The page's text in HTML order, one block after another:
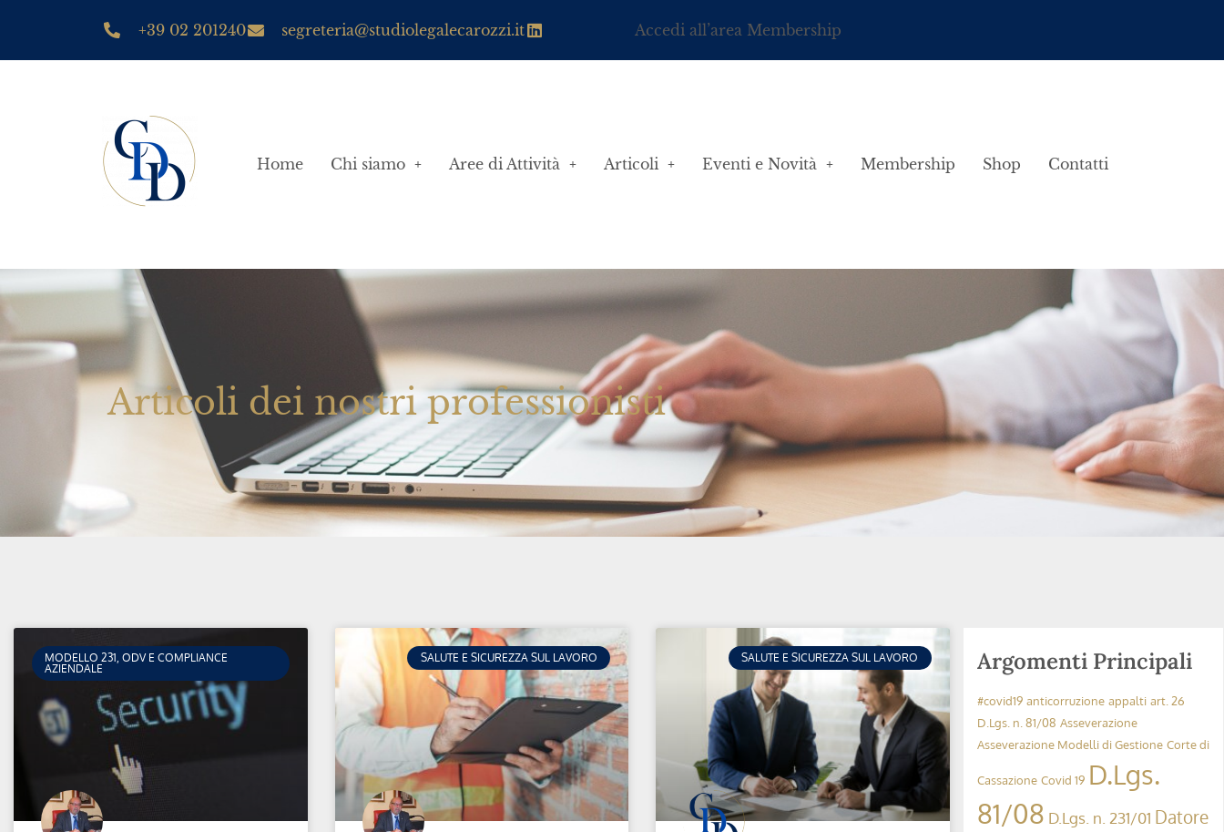
+39 02 201240 segreteria@studiolegalecarozzi.it Accedi all’area Membership
Home Chi siamo Aree di Attività Articoli Eventi e Novità Membership Shop Contatti
Articoli dei nostri professionisti
MODELLO 231, ODV E COMPLIANCE
AZIENDALE
SALUTE E SICUREZZA SUL LAVORO SALUTE E SICUREZZA SUL LAVORO Argomenti Principali
#covid19 anticorruzione appalti art. 26
D.Lgs. n. 81/08 Asseverazione
Asseverazione Modelli di Gestione Corte di
Cassazione Covid 19 D.Lgs.
81/08 D.Lgs. n. 231/01 Datore